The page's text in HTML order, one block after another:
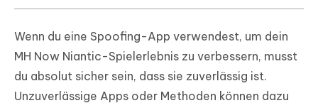
Wenn du eine Spoofing-App verwendest, um dein
MH Now Niantic-Spielerlebnis zu verbessern, musst
du absolut sicher sein, dass sie zuverlässig ist.
Unzuverlässige Apps oder Methoden können dazu